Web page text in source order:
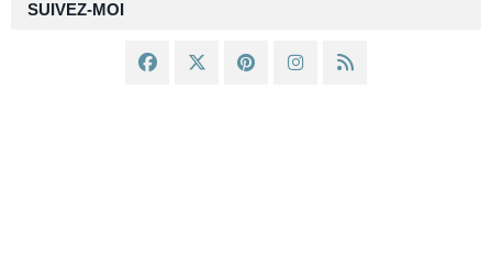
SUIVEZ-MOI